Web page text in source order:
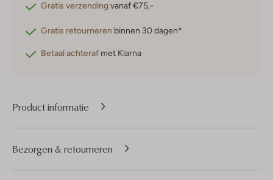
Gratis verzendingvanaf €75,-
Gratis retourneren binnen 30 dagen*
Betaal achteraf met Klarna
Product informatie
Bezorgen & retourneren